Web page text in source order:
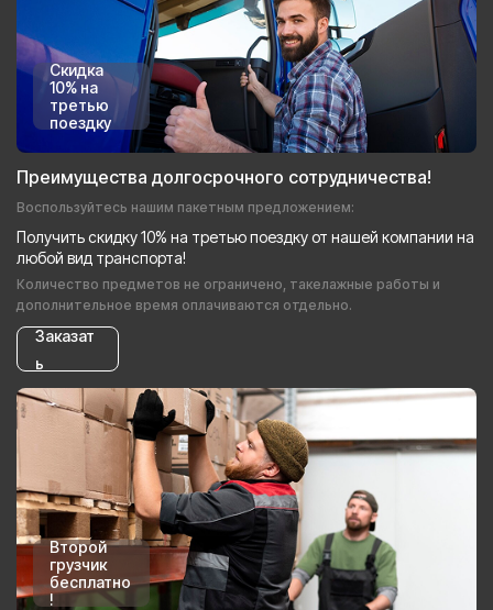
Скидка
10% на
третью
поездку
Преимущества долгосрочного сотрудничества!
Воспользуйтесь нашим пакетным предложением:
Получить скидку 10% на третью поездку от нашей компании на
любой вид транспорта!
Количество предметов не ограничено, такелажные работы и
дополнительное время оплачиваются отдельно.
Заказат
ь
Второй
грузчик
бесплатно
!